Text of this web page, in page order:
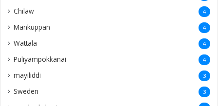
Chilaw 4
Mankuppan 4
Wattala 4
Puliyampokkanai 4
mayiliddi 3
Sweden 3